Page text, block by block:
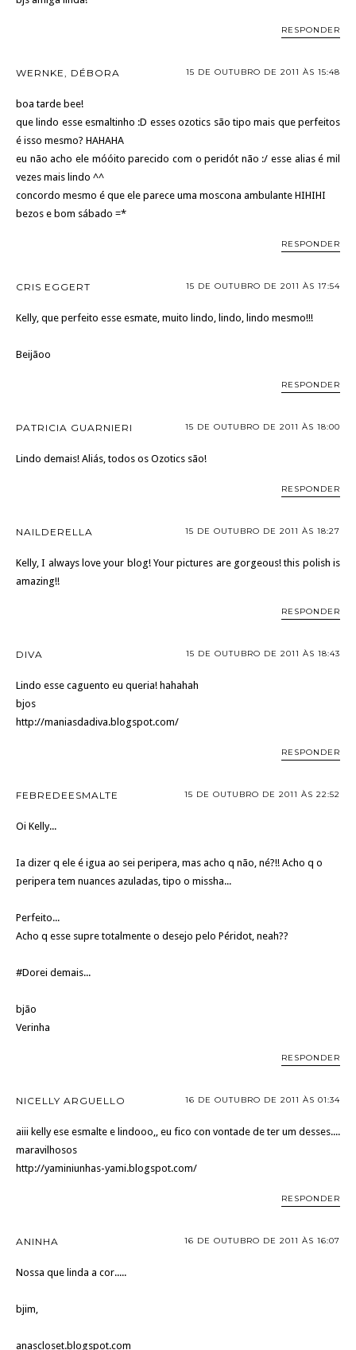
RESPONDER
WERNKE, DÉBORA 15 DE OUTUBRO DE 2011 ÀS 15:48
boa tarde bee!
que lindo esse esmaltinho :D esses ozotics são tipo mais que perfeitos
é isso mesmo? HAHAHA
eu não acho ele móóito parecido com o peridót não :/ esse alias é mil
vezes mais lindo ^^
concordo mesmo é que ele parece uma moscona ambulante HIHIHI
bezos e bom sábado =*
RESPONDER
CRIS EGGERT 15 DE OUTUBRO DE 2011 ÀS 17:54
Kelly, que perfeito esse esmate, muito lindo, lindo, lindo mesmo!!!
Beijãoo
RESPONDER
PATRICIA GUARNIERI 15 DE OUTUBRO DE 2011 ÀS 18:00
Lindo demais! Aliás, todos os Ozotics são!
RESPONDER
NAILDERELLA 15 DE OUTUBRO DE 2011 ÀS 18:27
Kelly, I always love your blog! Your pictures are gorgeous! this polish is
amazing!!
RESPONDER
DIVA 15 DE OUTUBRO DE 2011 ÀS 18:43
Lindo esse caguento eu queria! hahahah
bjos
http://maniasdadiva.blogspot.com/
RESPONDER
FEBREDEESMALTE 15 DE OUTUBRO DE 2011 ÀS 22:52
Oi Kelly...
Ia dizer q ele é igua ao sei peripera, mas acho q não, né?!! Acho q o
peripera tem nuances azuladas, tipo o missha...
Perfeito...
Acho q esse supre totalmente o desejo pelo Péridot, neah??
#Dorei demais...
bjão
Verinha
RESPONDER
NICELLY ARGUELLO 16 DE OUTUBRO DE 2011 ÀS 01:34
aiii kelly ese esmalte e lindooo,, eu fico con vontade de ter um desses....
maravilhosos
http://yaminiunhas-yami.blogspot.com/
RESPONDER
ANINHA 16 DE OUTUBRO DE 2011 ÀS 16:07
Nossa que linda a cor.....
bjim,
anascloset.blogspot.com